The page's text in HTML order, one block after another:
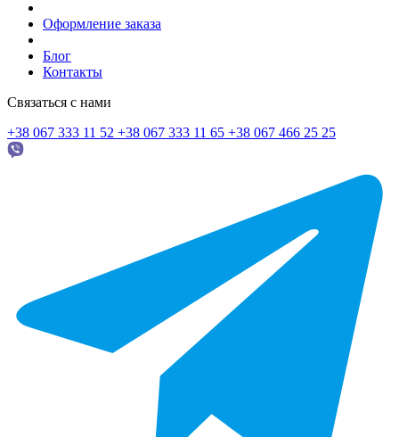
Оформление заказа
Блог
Контакты
Связаться с нами
+38 067 333 11 52 +38 067 333 11 65 +38 067 466 25 25